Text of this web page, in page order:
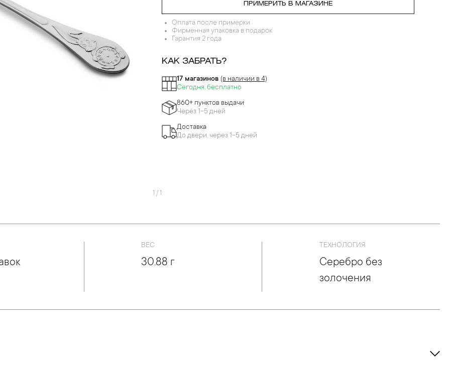
1 / 1
ПРИМЕРИТЬ В МАГАЗИНЕ
Оплата после примерки
Фирменная упаковка в подарок
Гарантия 2 года
КАК ЗАБРАТЬ?
17 магазинов (в наличии в 4)
Сегодня, бесплатно
860+ пунктов выдачи
Через 1-5 дней
Доставка
До двери, через 1-5 дней
ВЕС
30.88 г
ТЕХНОЛОГИЯ
Серебро без
золочения